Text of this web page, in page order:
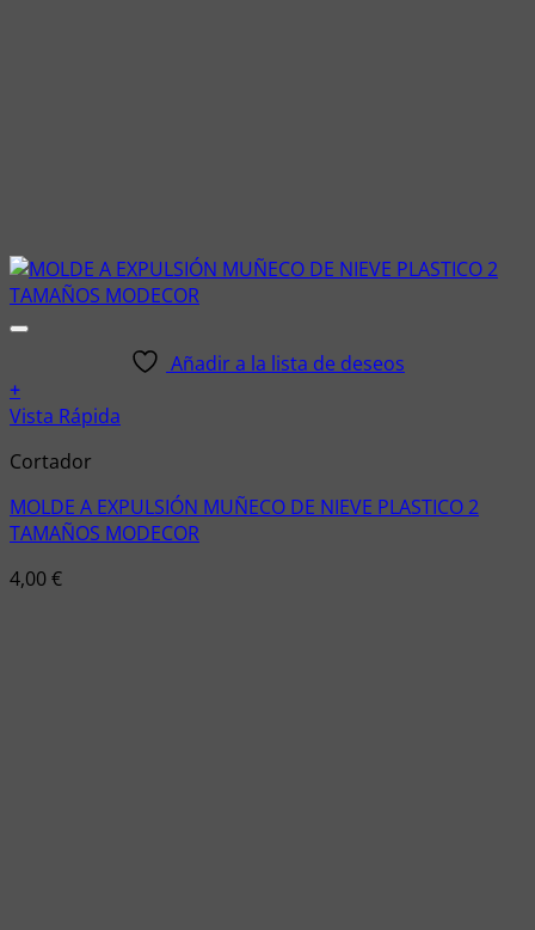
Añadir a la lista de deseos
+
Vista Rápida
Cortador
MOLDE A EXPULSIÓN MUÑECO DE NIEVE PLASTICO 2
TAMAÑOS MODECOR
4,00€